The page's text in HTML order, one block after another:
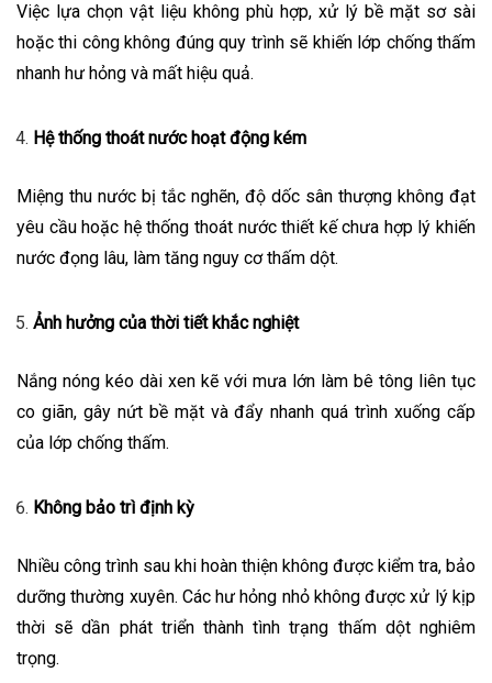
Việc lựa chọn vật liệu không phù hợp, xử lý bề mặt sơ sài
hoặc thi công không đúng quy trình sẽ khiến lớp chống thấm
nhanh hư hỏng và mất hiệu quả.
Hệ thống thoát nước hoạt động kém
Miệng thu nước bị tắc nghẽn, độ dốc sân thượng không đạt
yêu cầu hoặc hệ thống thoát nước thiết kế chưa hợp lý khiến
nước đọng lâu, làm tăng nguy cơ thấm dột.
Ảnh hưởng của thời tiết khắc nghiệt
Nắng nóng kéo dài xen kẽ với mưa lớn làm bê tông liên tục
co giãn, gây nứt bề mặt và đẩy nhanh quá trình xuống cấp
của lớp chống thấm.
Không bảo trì định kỳ
Nhiều công trình sau khi hoàn thiện không được kiểm tra, bảo
dưỡng thường xuyên. Các hư hỏng nhỏ không được xử lý kịp
thời sẽ dần phát triển thành tình trạng thấm dột nghiêm
trọng.